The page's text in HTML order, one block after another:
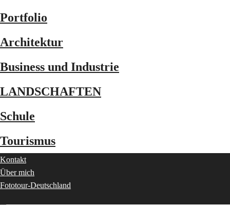
Portfolio
Architektur
Business und Industrie
LANDSCHAFTEN
Schule
Tourismus
Kontakt
Über mich
Fototour-Deutschland